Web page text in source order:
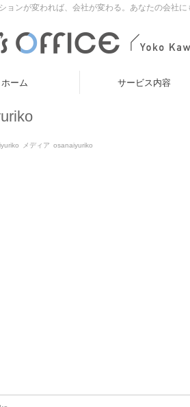
ョンが変われば、会社が変わる。あなたの会社
ホーム サービス内容
メディア osanaiyuriko